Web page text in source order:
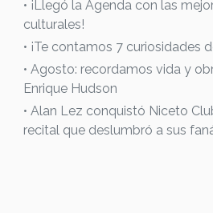
• ¡Llegó la Agenda con las
culturales!
• ¡Te contamos 7 curiosidades
• Agosto: recordamos vida y
Enrique Hudson
• Alan Lez conquistó Niceto
recital que deslumbró a sus